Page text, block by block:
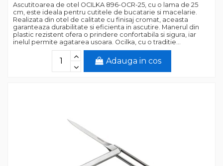
Ascutitoarea de otel OCILKA 896-OCR-25, cu o lama de 25
cm, este ideala pentru cutitele de bucatarie si macelarie.
Realizata din otel de calitate cu finisaj cromat, aceasta
garanteaza durabilitate si eficienta in ascutire. Manerul din
plastic rezistent ofera o prindere confortabila si sigura, iar
inelul permite agatarea usoara. Ocilka, cu o traditie...
Adauga in cos